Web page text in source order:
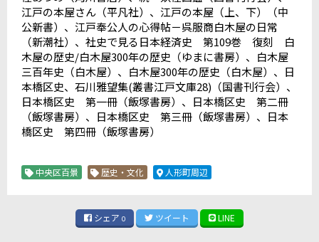
江戸の本屋さん（平凡社）、江戸の本屋（上、下）（中
公新書）、江戸奉公人の心得帖－呉服商白木屋の日常
（新潮社）、社史で見る日本経済史 第109巻 復刻 白
木屋の歴史/白木屋300年の歴史（ゆまに書房）、白木屋
三百年史（白木屋）、白木屋300年の歴史（白木屋）、日
本橋区史、石川雅望集(叢書江戸文庫28) （国書刊行会）、
日本橋区史 第一冊（飯塚書房）、日本橋区史 第二冊
（飯塚書房）、日本橋区史 第三冊（飯塚書房）、日本
橋区史 第四冊（飯塚書房）
中央区百景 歴史・文化 人形町周辺
シェア 0 ツイート LINE